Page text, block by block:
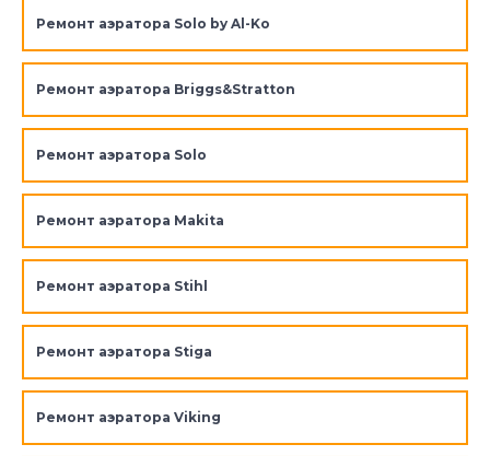
Ремонт аэратора Solo by Al-Ko
Ремонт аэратора Briggs&Stratton
Ремонт аэратора Solo
Ремонт аэратора Makita
Ремонт аэратора Stihl
Ремонт аэратора Stiga
Ремонт аэратора Viking